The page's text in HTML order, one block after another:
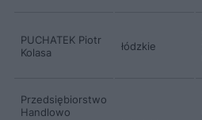
PUCHATEK Piotr
Kolasa
łódzkie
Przedsiębiorstwo
Handlowo